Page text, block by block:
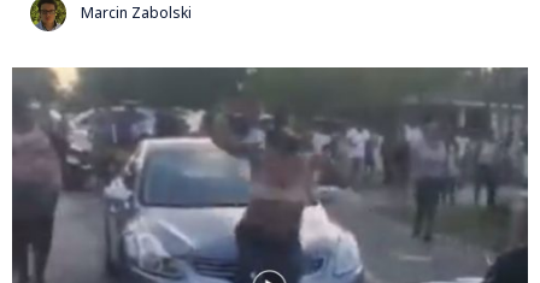
Marcin Zabolski